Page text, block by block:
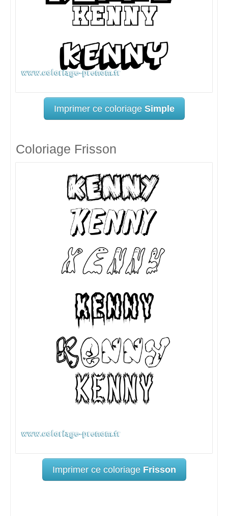
Imprimer ce coloriage Simple
Coloriage Frisson
Imprimer ce coloriage Frisson